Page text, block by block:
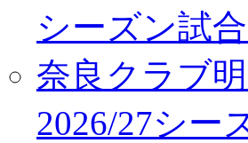
シーズン試
奈良クラブ
2026/27シー